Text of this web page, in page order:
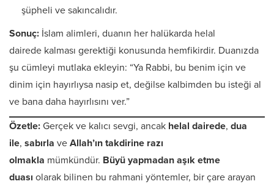
şüpheli ve sakıncalıdır.
Sonuç: İslam alimleri, duanın her halükarda helal
dairede kalması gerektiği konusunda hemfikirdir. Duanızda
şu cümleyi mutlaka ekleyin: “Ya Rabbi, bu benim için ve
dinim için hayırlıysa nasip et, değilse kalbimden bu isteği al
ve bana daha hayırlısını ver.”
Özetle: Gerçek ve kalıcı sevgi, ancak helal dairede, dua
ile, sabırla ve Allah’ın takdirine razı
olmakla mümkündür. Büyü yapmadan aşık etme
duası olarak bilinen bu rahmani yöntemler, bir çare arayan